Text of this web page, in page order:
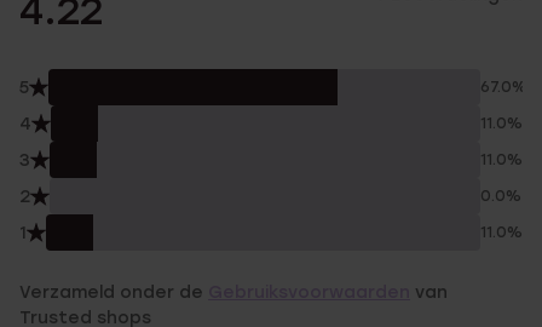
4.22
5 67.0%
4 11.0%
3 11.0%
2 0.0%
1 11.0%
Verzameld onder de
van
Trusted shops